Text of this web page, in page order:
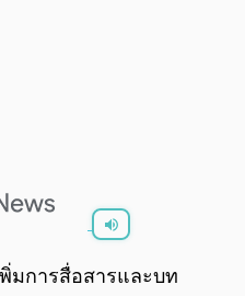
มการสื่อสารและบท